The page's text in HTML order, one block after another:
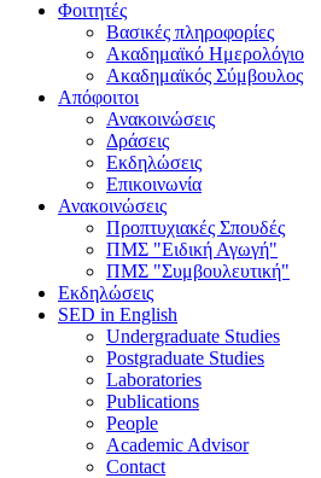
Φοιτητές
Βασικές πληροφορίες
Ακαδημαϊκό Ημερολόγιο
Ακαδημαϊκός Σύμβουλος
Απόφοιτοι
Ανακοινώσεις
Δράσεις
Εκδηλώσεις
Επικοινωνία
Ανακοινώσεις
Προπτυχιακές Σπουδές
ΠΜΣ "Ειδική Αγωγή"
ΠΜΣ "Συμβουλευτική"
Εκδηλώσεις
SED in English
Undergraduate Studies
Postgraduate Studies
Laboratories
Publications
People
Academic Advisor
Contact